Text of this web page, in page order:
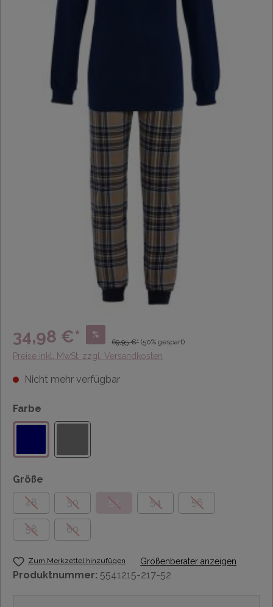
34,98 €* %
69,95 €* (50% gespart)
Preise inkl. MwSt. zzgl. Versandkosten
Nicht mehr verfügbar
Farbe
Größe
48
50 52 54 56
58 60
Zum Merkzettel hinzufügen Größenberater anzeigen
Produktnummer: 5541215-217-52